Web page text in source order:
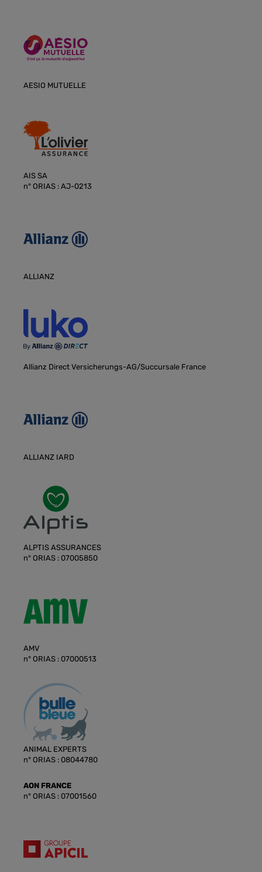
AESIO MUTUELLE
AIS SA
n° ORIAS : AJ-0213
ALLIANZ
Allianz Direct Versicherungs-AG/Succursale France
ALLIANZ IARD
ALPTIS ASSURANCES
n° ORIAS : 07005850
AMV
n° ORIAS : 07000513
ANIMAL EXPERTS
n° ORIAS : 08044780
AON FRANCE
n° ORIAS : 07001560